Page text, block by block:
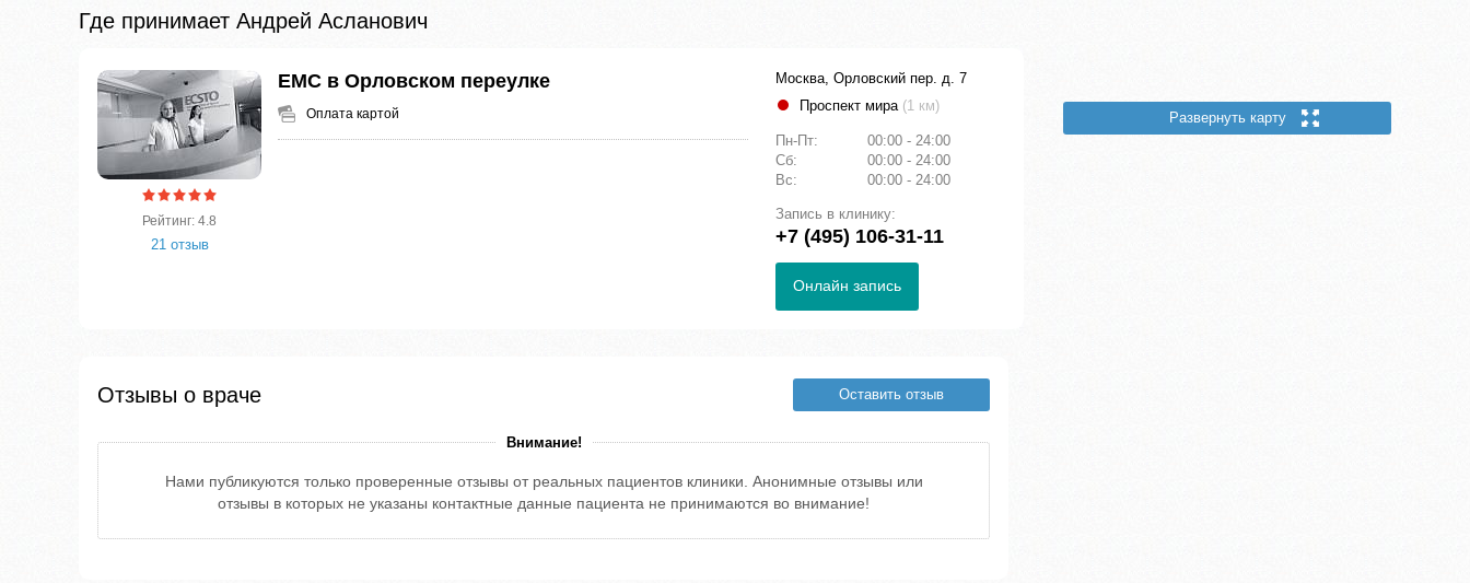
Где принимает Андрей Асланович
Рейтинг: 4.8
21 отзыв
ЕМС в Орловском переулке
Оплата картой
Москва, Орловский пер. д. 7
Проспект мира (1 км)
Пн-Пт:
00:00 - 24:00
Сб:
00:00 - 24:00
Вс:
00:00 - 24:00
Запись в клинику:
+7 (495) 106-31-11
Онлайн запись
Отзывы о враче Оставить отзыв
Внимание!
Нами публикуются только проверенные отзывы от реальных пациентов клиники. Анонимные отзывы или
отзывы в которых не указаны контактные данные пациента не принимаются во внимание!
Развернуть карту